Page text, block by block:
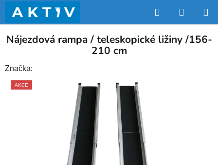
obsah
Hledat
KOŠÍK
Nájezdová rampa / teleskopické ližiny /156-
210 cm
Značka:
AKCE